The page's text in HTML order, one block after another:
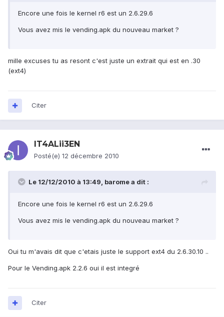
Encore une fois le kernel r6 est un 2.6.29.6
Vous avez mis le vending.apk du nouveau market ?
mille excuses tu as resont c'est juste un extrait qui est en .30
(ext4)
Citer
IT4ALii3EN
Posté(e) 12 décembre 2010
Le 12/12/2010 à 13:49, barome a dit :
Encore une fois le kernel r6 est un 2.6.29.6
Vous avez mis le vending.apk du nouveau market ?
Oui tu m'avais dit que c'etais juste le support ext4 du 2.6.30.10 ..
Pour le Vending.apk 2.2.6 oui il est integré
Citer